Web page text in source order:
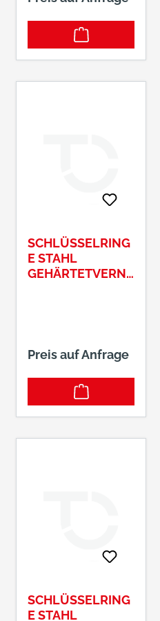
SCHLÜSSELRING
E STAHL
GEHÄRTETVERNI
Preis auf Anfrage
SCHLÜSSELRING
E STAHL